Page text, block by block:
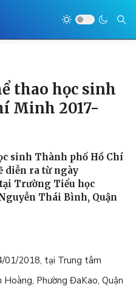
thao học sinh
Minh 2017-
sinh Thành phố Hồ Chí
diễn ra từ ngày
tại Trường Tiểu học
Thái Bình, Quận
01/2018, tại Trung tâm
Phường ĐaKao, Quận